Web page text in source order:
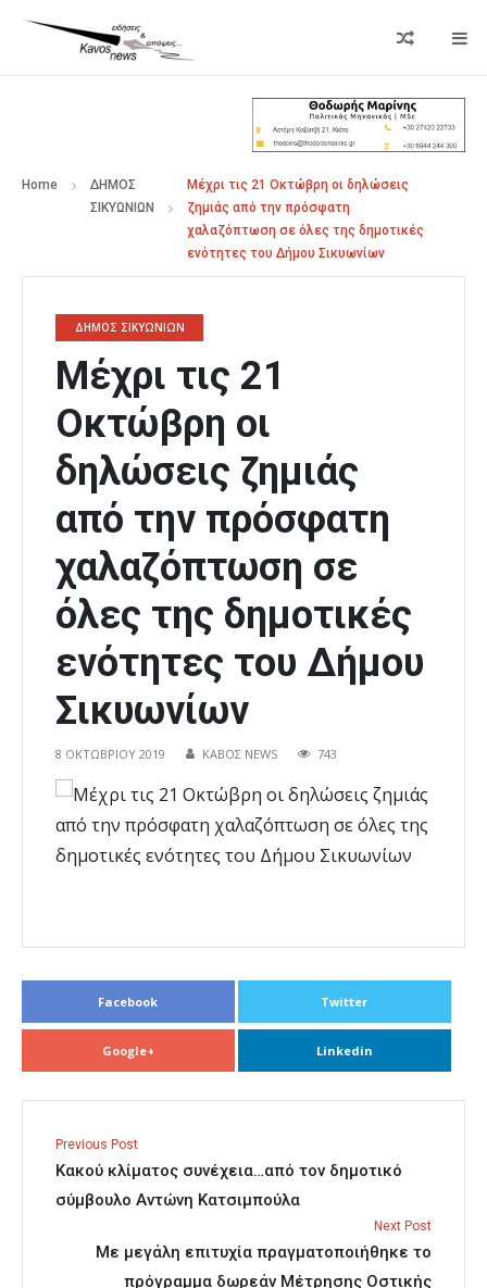
Home
ΔΗΜΟΣ
ΣΙΚΥΩΝΙΩΝ
Μέχρι τις 21 Οκτώβρη οι δηλώσεις
ζημιάς από την πρόσφατη
χαλαζόπτωση σε όλες της δημοτικές
ενότητες του Δήμου Σικυωνίων
ΔΗΜΟΣ ΣΙΚΥΩΝΙΩΝ
Μέχρι τις 21
Οκτώβρη οι
δηλώσεις ζημιάς
από την πρόσφατη
χαλαζόπτωση σε
όλες της δημοτικές
ενότητες του Δήμου
Σικυωνίων
8 ΟΚΤΩΒΡΊΟΥ 2019 ΚΑΒΟΣ NEWS 743
Facebook Twitter
Google+ Linkedin
Previous Post
Κακού κλίματος συνέχεια…από τον δημοτικό
σύμβουλο Αντώνη Κατσιμπούλα
Next Post
Με μεγάλη επιτυχία πραγματοποιήθηκε το
πρόγραμμα δωρεάν Μέτρησης Οστικής